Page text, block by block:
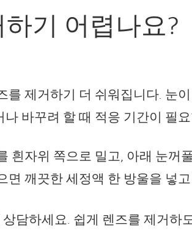
기 어렵나요?
를 제거하기 더 쉬워집니다. 눈
바꾸려 할 때 적응 기간이 필
흰자위 쪽으로 밀고, 아래 눈꺼
면 깨끗한 세정액 한 방울을 넣
담하세요. 쉽게 렌즈를 제거하